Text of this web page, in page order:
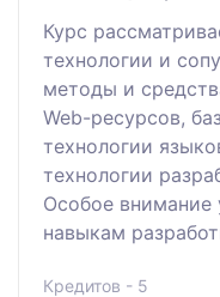
Курс
технологии и
методы и
Web-ресурсов,
технологии
технологии
Особое внимание
навыкам
Кредитов - 5